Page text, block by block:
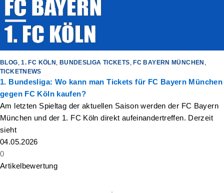
BLOG,1. FC KÖLN , BUNDESLIGA TICKETS, FC BAYERN MÜNCHEN ,
TICKETNEWS
1. Bundesliga: Wo kann man Tickets für FC Bayern München
gegen FC Köln kaufen?
Am letzten Spieltag der aktuellen Saison werden der FC Bayern
München und der 1. FC Köln direkt aufeinandertreffen. Derzeit
sieht
04.05.2026
0
Artikelbewertung